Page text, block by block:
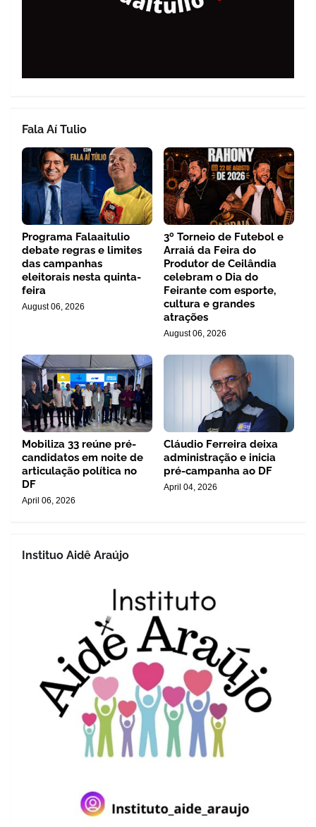
Fala Aí Tulio
Programa Falaaitulio
debate regras e limites
das campanhas
eleitorais nesta quinta-
feira
August 06, 2026
3º Torneio de Futebol e
Arraiá da Feira do
Produtor de Ceilândia
celebram o Dia do
Feirante com esporte,
cultura e grandes
atrações
August 06, 2026
Mobiliza 33 reúne pré-
candidatos em noite de
articulação política no
DF
April 06, 2026
Cláudio Ferreira deixa
administração e inicia
pré-campanha ao DF
April 04, 2026
Instituo Aidê Araújo